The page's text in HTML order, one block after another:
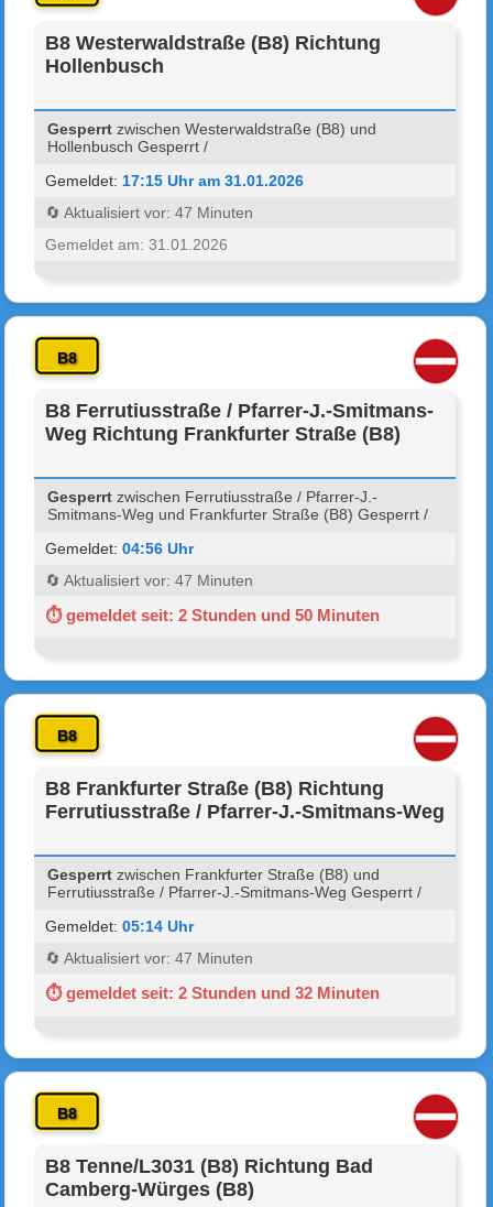
B8 Westerwaldstraße (B8) Richtung
Hollenbusch
Gesperrt zwischen Westerwaldstraße (B8) und
Hollenbusch Gesperrt /
Gemeldet: 17:15 Uhr am 31.01.2026
🔄 Aktualisiert vor: 47 Minuten
Gemeldet am: 31.01.2026
B8
B8 Ferrutiusstraße / Pfarrer-J.-Smitmans-
Weg Richtung Frankfurter Straße (B8)
Gesperrt zwischen Ferrutiusstraße / Pfarrer-J.-
Smitmans-Weg und Frankfurter Straße (B8) Gesperrt /
Gemeldet:04:56 Uhr
🔄 Aktualisiert vor: 47 Minuten
⏱ gemeldet seit: 2 Stunden und 50 Minuten
B8
B8 Frankfurter Straße (B8) Richtung
Ferrutiusstraße / Pfarrer-J.-Smitmans-Weg
Gesperrt zwischen Frankfurter Straße (B8) und
Ferrutiusstraße / Pfarrer-J.-Smitmans-Weg Gesperrt /
Gemeldet:05:14 Uhr
🔄 Aktualisiert vor: 47 Minuten
⏱ gemeldet seit: 2 Stunden und 32 Minuten
B8
B8 Tenne/L3031 (B8) Richtung Bad
Camberg-Würges (B8)